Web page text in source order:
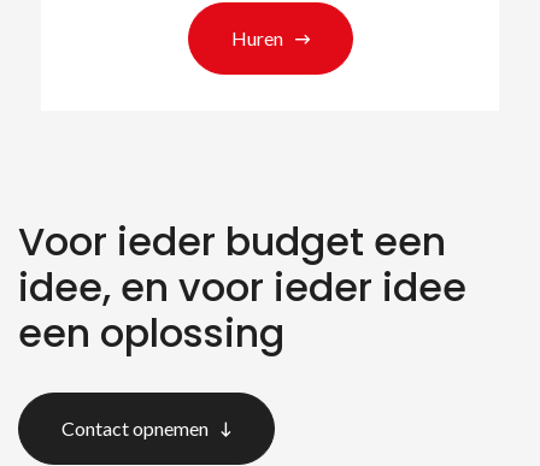
Huren
Voor ieder budget een
idee, en voor ieder idee
een oplossing
Contact opnemen